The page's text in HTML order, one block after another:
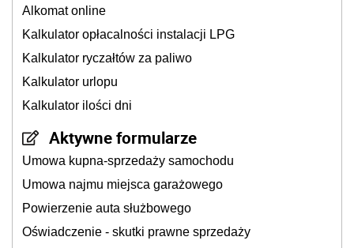
Alkomat online
Kalkulator opłacalności instalacji LPG
Kalkulator ryczałtów za paliwo
Kalkulator urlopu
Kalkulator ilości dni
Aktywne formularze
Umowa kupna-sprzedaży samochodu
Umowa najmu miejsca garażowego
Powierzenie auta służbowego
Oświadczenie - skutki prawne sprzedaży